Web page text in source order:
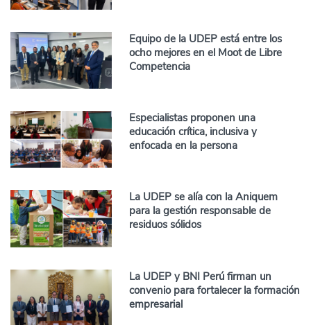
Equipo de la UDEP está entre los
ocho mejores en el Moot de Libre
Competencia
Especialistas proponen una
educación crítica, inclusiva y
enfocada en la persona
La UDEP se alía con la Aniquem
para la gestión responsable de
residuos sólidos
La UDEP y BNI Perú firman un
convenio para fortalecer la formación
empresarial